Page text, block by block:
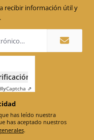
recibir información útil y
Captcha ⇗
.